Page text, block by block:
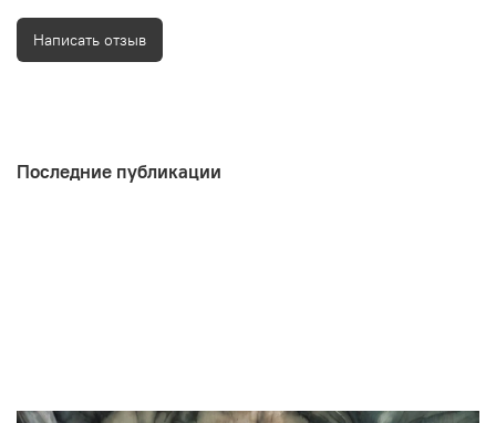
Написать отзыв
Последние публикации